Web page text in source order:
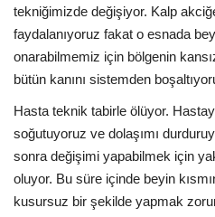
tekniğimizde değişiyor. Kalp
faydalanıyoruz fakat o esnada
onarabilmemiz için bölgenin
bütün kanını sistemden
Hasta teknik tabirle ölüyor.
soğutuyoruz ve dolaşımı
sonra değişimi yapabilmek için
oluyor. Bu süre içinde beyin
kusursuz bir şekilde yapmak